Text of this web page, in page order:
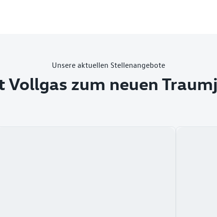
Unsere aktuellen Stellenangebote
Vollgas zum neuen